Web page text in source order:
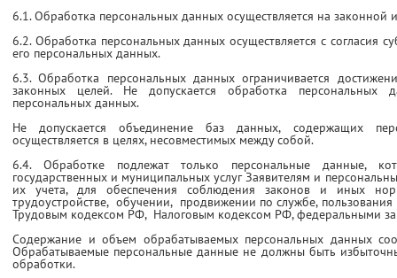
6.1. Обработка персональных данных осуществляется на законной
6.2. Обработка персональных данных осуществляется с согласия
его персональных данных.
6.3. Обработка персональных данных ограничивается
законных целей. Не допускается обработка персональных
персональных данных.
Не допускается объединение баз данных, содержащих
осуществляется в целях, несовместимых между собой.
6.4. Обработке подлежат только персональные данные,
государственных и муниципальных услуг Заявителям и
их учета, для обеспечения соблюдения законов и иных
трудоустройстве, обучении, продвижении по службе, пользования
Трудовым кодексом РФ, Налоговым кодексом РФ, федеральными
Содержание и объем обрабатываемых персональных данных
Обрабатываемые персональные данные не должны быть
обработки.